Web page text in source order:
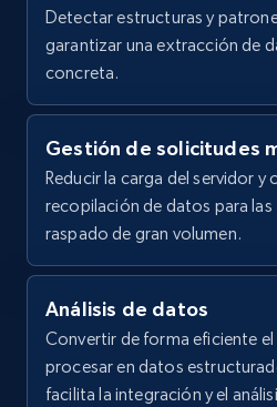
Detectar estructuras y
garantizar una extracción de
concreta.
Gestión de solicitudes
Reducir la carga del servidor y
recopilación de datos para las
raspado de gran volumen.
Análisis de datos
Convertir de forma eficiente el
procesar en datos
facilita la integración y el